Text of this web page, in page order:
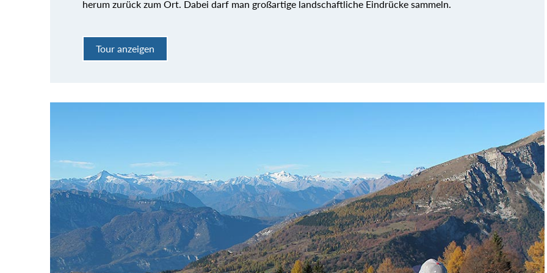
herum zurück zum Ort. Dabei darf man großartige landschaftliche Eindrücke sammeln.
Tour anzeigen